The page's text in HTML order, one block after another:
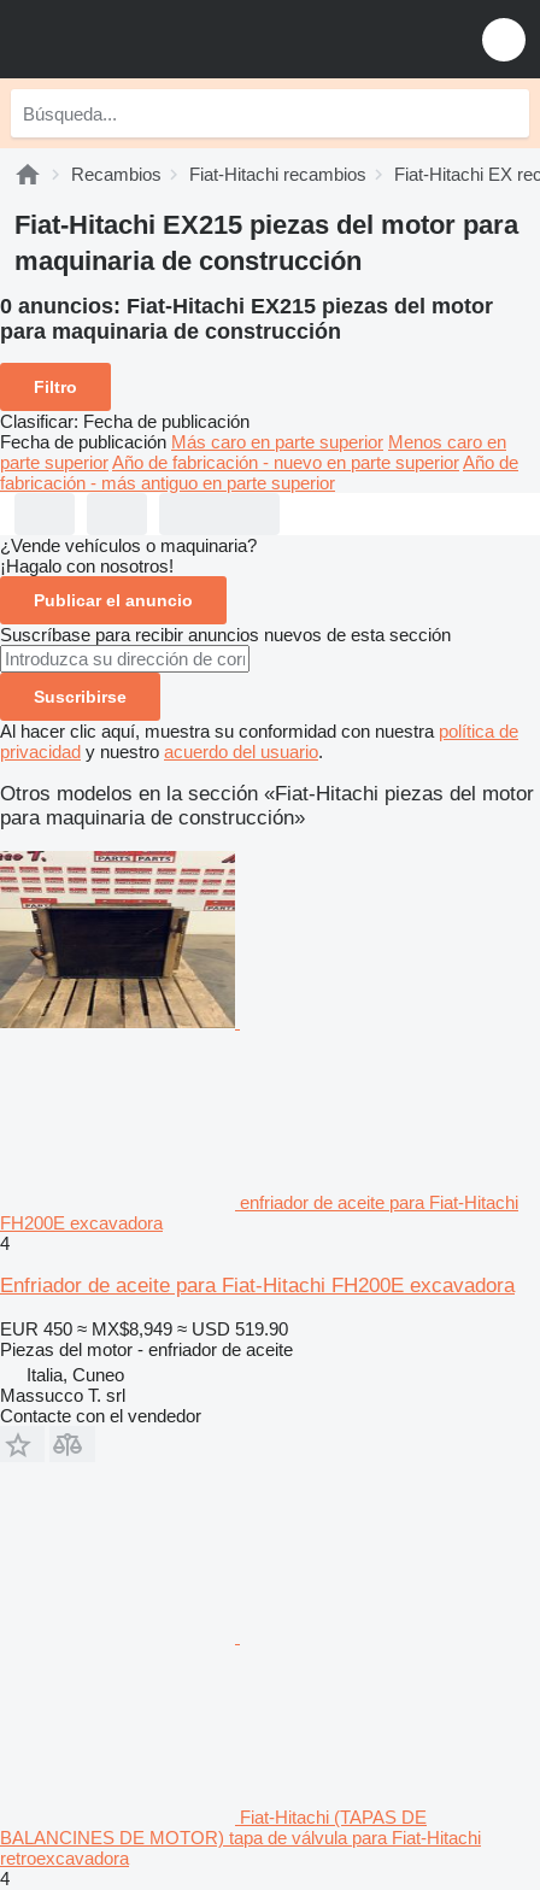
Recambios Fiat-Hitachi recambios Fiat-Hitachi EX
Fiat-Hitachi EX215 piezas del motor para
maquinaria de construcción
0 anuncios: Fiat-Hitachi EX215 piezas del motor
para maquinaria de construcción
Filtro
Clasificar: Fecha de publicación
Fecha de publicación Más caro en parte superior Menos caro en
parte superiorAño de fabricación - nuevo en parte superiorAño de
fabricación - más antiguo en parte superior
¿Vende vehículos o maquinaria?
¡Hagalo con nosotros!
Publicar el anuncio
Suscríbase para recibir anuncios nuevos de esta sección
Suscribirse
Al hacer clic aquí, muestra su conformidad con nuestra política de
privacidad y nuestro acuerdo del usuario.
Otros modelos en la sección «Fiat-Hitachi piezas del motor
para maquinaria de construcción»
enfriador de aceite para Fiat-Hitachi
FH200E excavadora
4
Enfriador de aceite para Fiat-Hitachi FH200E excavadora
EUR 450 ≈ MX$8,949 ≈ USD 519.90
Piezas del motor - enfriador de aceite
Italia, Cuneo
Massucco T. srl
Contacte con el vendedor
Fiat-Hitachi (TAPAS DE
BALANCINES DE MOTOR) tapa de válvula para Fiat-Hitachi
retroexcavadora
4